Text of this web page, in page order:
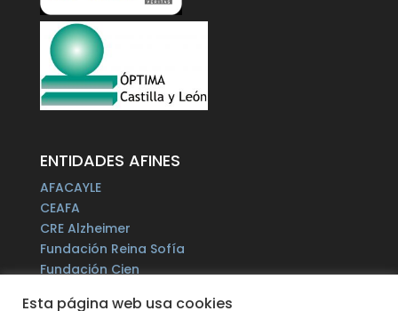
ENTIDADES AFINES
AFACAYLE
CEAFA
CRE Alzheimer
Fundación Reina Sofía
Fundación Cien
Esta página web usa cookies